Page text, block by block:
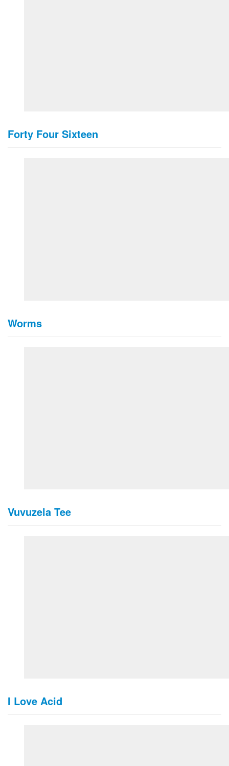
Forty Four Sixteen
Worms
Vuvuzela Tee
I Love Acid